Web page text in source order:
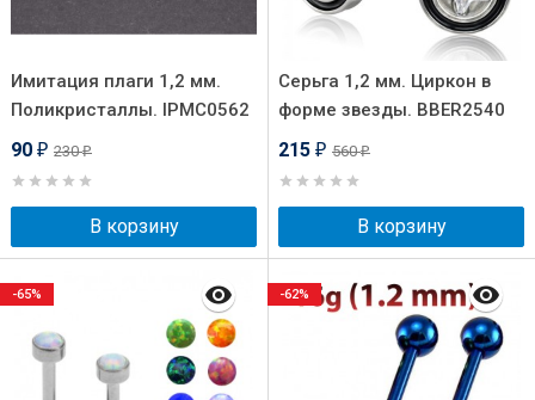
Имитация плаги 1,2 мм.
Поликристаллы. IPMC0562
90 ₽ 230₽
В корзину
Серьга 1,2 мм. Циркон в
форме звезды. BBER2540
215 ₽ 560₽
В корзину
-65% -62%